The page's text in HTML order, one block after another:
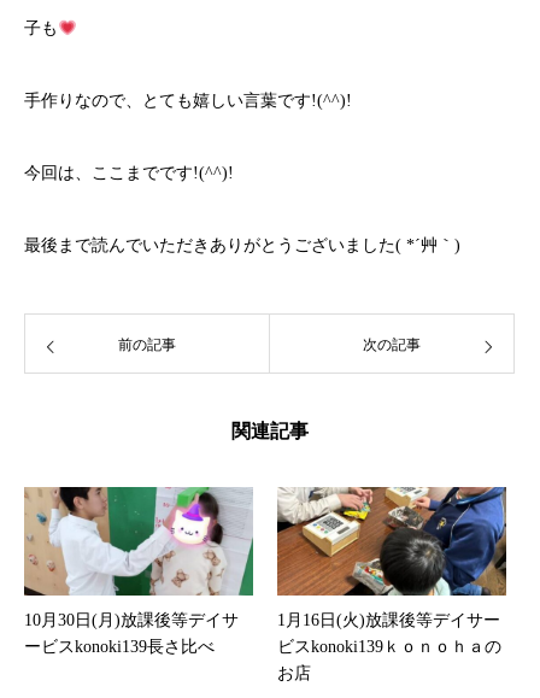
子も
手作りなので、とても嬉しい言葉です!(^^)!
今回は、ここまでです!(^^)!
最後まで読んでいただきありがとうございました( *´艸｀)
前の記事 次の記事
関連記事
10月30日(月)放課後等デイサ
ービスkonoki139長さ比べ
1月16日(火)放課後等デイサー
ビスkonoki139ｋｏｎｏｈａの
お店